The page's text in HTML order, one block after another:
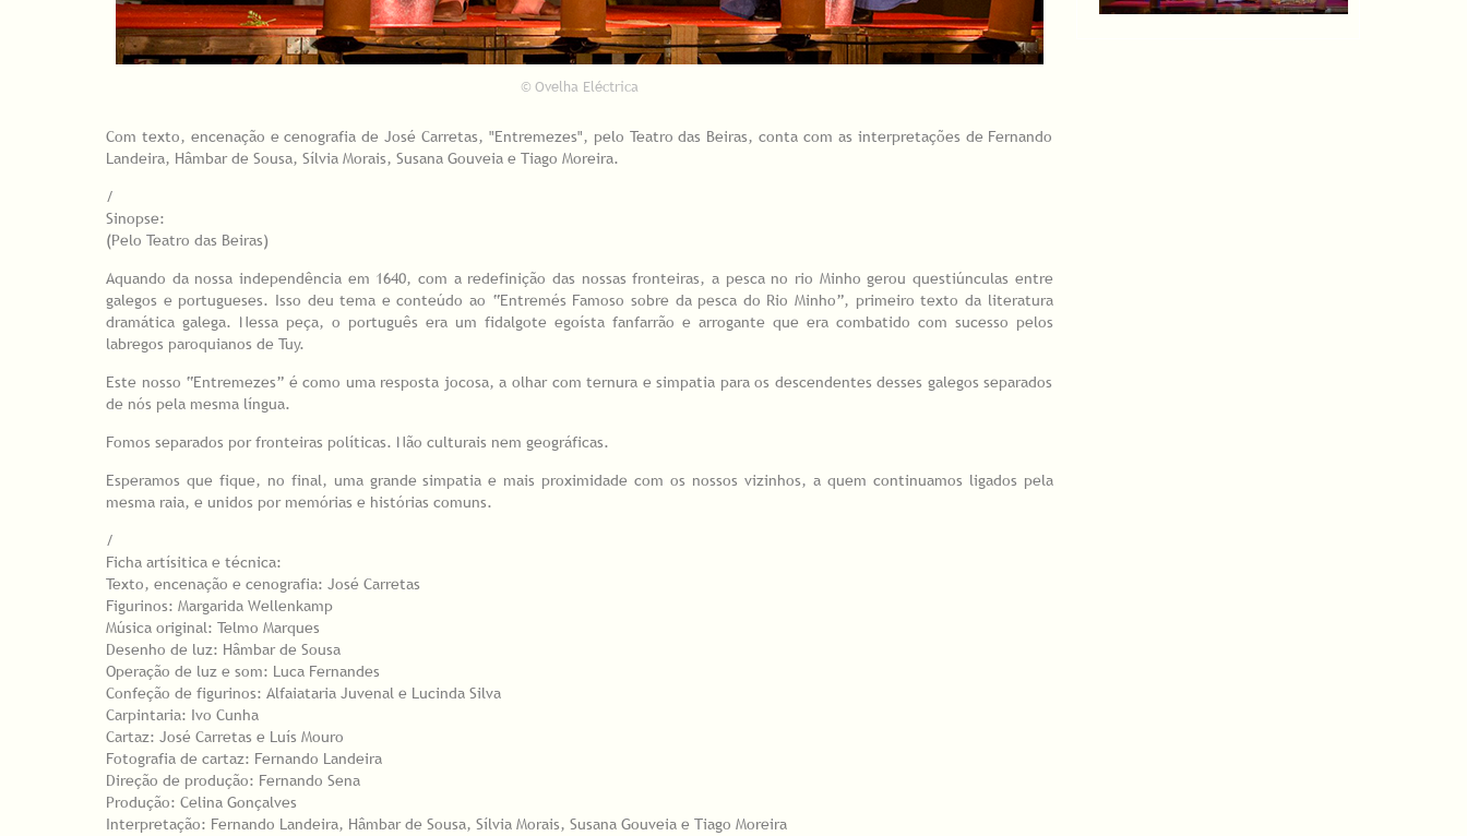
© Ovelha Eléctrica
Com texto, encenação e cenografia de José Carretas, "Entremezes", pelo Teatro das Beiras, conta com as interpretações de Fernando
Landeira, Hâmbar de Sousa, Sílvia Morais, Susana Gouveia e Tiago Moreira.
/
Sinopse:
(Pelo Teatro das Beiras)
Aquando da nossa independência em 1640, com a redefinição das nossas fronteiras, a pesca no rio Minho gerou questiúnculas entre
galegos e portugueses. Isso deu tema e conteúdo ao “Entremés Famoso sobre da pesca do Rio Minho”, primeiro texto da literatura
dramática galega. Nessa peça, o português era um fidalgote egoísta fanfarrão e arrogante que era combatido com sucesso pelos
labregos paroquianos de Tuy.
Este nosso “Entremezes” é como uma resposta jocosa, a olhar com ternura e simpatia para os descendentes desses galegos separados
de nós pela mesma língua.
Fomos separados por fronteiras políticas. Não culturais nem geográficas.
Esperamos que fique, no final, uma grande simpatia e mais proximidade com os nossos vizinhos, a quem continuamos ligados pela
mesma raia, e unidos por memórias e histórias comuns.
/
Ficha artísitica e técnica:
Texto, encenação e cenografia: José Carretas
Figurinos: Margarida Wellenkamp
Música original: Telmo Marques
Desenho de luz: Hâmbar de Sousa
Operação de luz e som: Luca Fernandes
Confeção de figurinos: Alfaiataria Juvenal e Lucinda Silva
Carpintaria: Ivo Cunha
Cartaz: José Carretas e Luís Mouro
Fotografia de cartaz: Fernando Landeira
Direção de produção: Fernando Sena
Produção: Celina Gonçalves
Interpretação: Fernando Landeira, Hâmbar de Sousa, Sílvia Morais, Susana Gouveia e Tiago Moreira